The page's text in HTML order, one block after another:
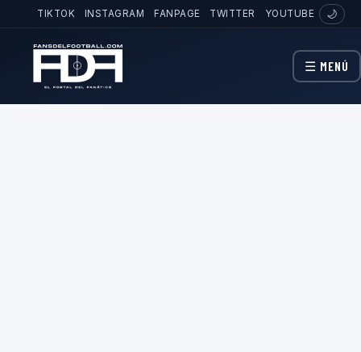
TIKTOK INSTAGRAM FANPAGE TWITTER YOUTUBE 🌙
☰ MENÚ